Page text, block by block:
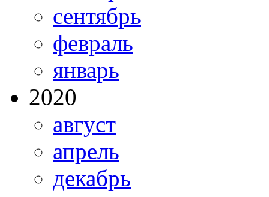
сентябрь
февраль
январь
2020
август
апрель
декабрь